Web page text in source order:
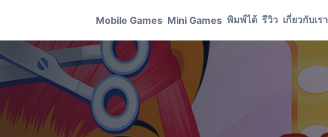
Mobile Games Mini Games พิมพ์ได้ รีวิว เกี่ยวกับเรา